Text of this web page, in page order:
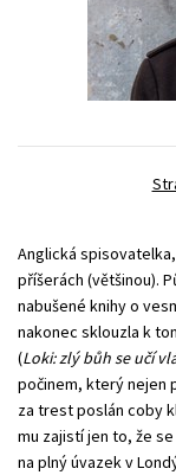
Young adult (SK)
Anglická
příšerách (většinou).
nabušené knihy o
nakonec sklouzla k
(Loki: zlý bůh se učí
počinem, který nejen
za trest poslán coby
mu zajistí jen to, že
na plný úvazek v